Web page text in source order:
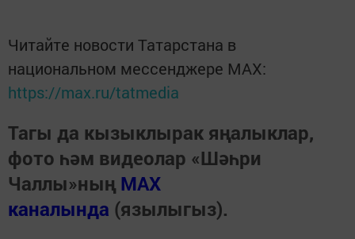
Читайте новости Татарстана в
национальном мессенджере MАХ:
https://max.ru/tatmedia
Тагы да кызыклырак яңалыклар,
фото һәм видеолар «Шәһри
Чаллы»ның MAX
каналында (язылыгыз).